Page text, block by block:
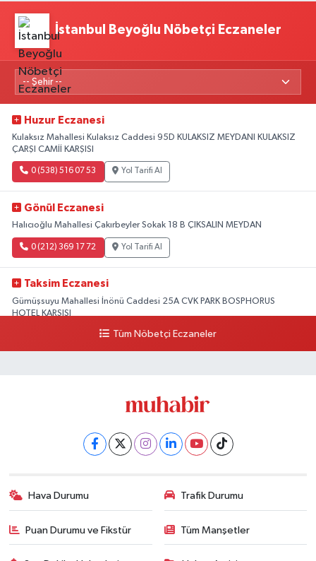
İstanbul Beyoğlu Nöbetçi Eczaneler
Huzur Eczanesi
Kulaksız Mahallesi Kulaksız Caddesi 95D KULAKSIZ MEYDANI KULAKSIZ
ÇARŞI CAMİİ KARŞISI
0 (538) 516 07 53 Yol Tarifi Al
Gönül Eczanesi
Halıcıoğlu Mahallesi Çakırbeyler Sokak 18 B ÇIKSALIN MEYDAN
0 (212) 369 17 72 Yol Tarifi Al
Taksim Eczanesi
Gümüşsuyu Mahallesi İnönü Caddesi 25A CVK PARK BOSPHORUS
HOTEL KARŞISI
Yol Tarifi Al
Tüm Nöbetçi Eczaneler
Hava Durumu Trafik Durumu
Puan Durumu ve Fikstür Tüm Manşetler